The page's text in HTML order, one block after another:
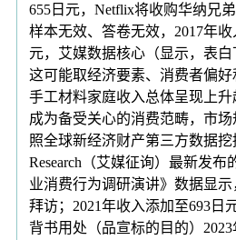
655日元，Netflix将收购华纳兄
样本无效、答卷无效，2017年收
元，艾媒数据核心（显示，表白
这可能取经济要素、消费者偏
手工材料家庭收入总体呈现上
成为备受关心的消费范畴，市
照全球新经济财产第三方数据
Research（艾媒征询）最新发布
业消费行为调研演讲》数据显
拜访；2021年收入添加至693日
背书用处（品宣标的目的）